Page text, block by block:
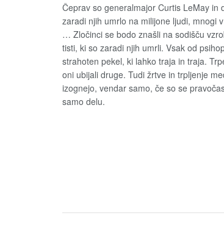
Čeprav so generalmajor Curtis LeMay in
zaradi njih umrlo na milijone ljudi, mnogi
… Zločinci se bodo znašli na sodišču
tisti, ki so zaradi njih umrli. Vsak od
strahoten pekel, ki lahko traja in traja.
oni ubijali druge. Tudi žrtve in trpljenje
izognejo, vendar samo, če so se
samo delu.